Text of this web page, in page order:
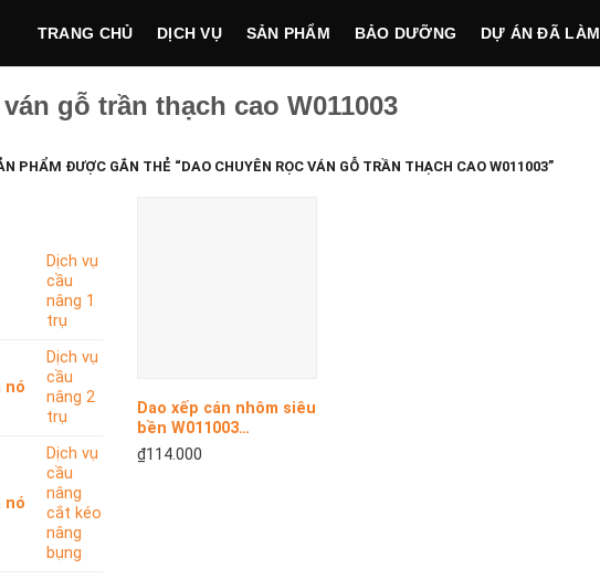
TRANG CHỦ DỊCH VỤ SẢN PHẨM BẢO DƯỠNG DỰ ÁN ĐÃ LÀM
gỗ trần thạch cao W011003
PHẨM ĐƯỢC GẮN THẺ “DAO CHUYÊN RỌC VÁN GỖ TRẦN THẠCH CAO W011003”
Dịch vụ
cầu
nâng 1
trụ
Dịch vụ
cầu
nâng 2
trụ
Dịch vụ
cầu
nâng
cắt kéo
nâng
bụng
Dao xếp cán nhôm siêu
bền W011003
WORKPRO
₫114.000